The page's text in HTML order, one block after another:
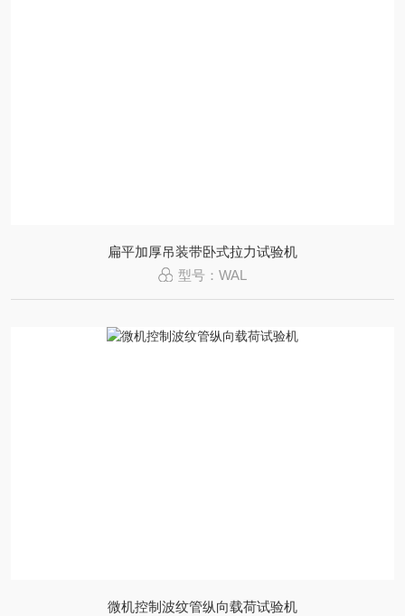
扁平加厚吊装带卧式拉力试验机
型号：WAL
微机控制波纹管纵向载荷试验机